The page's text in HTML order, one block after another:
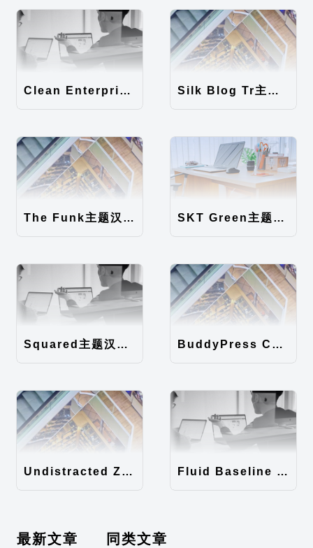
Clean Enterprise主题汉化包 Silk Blog Tr主题汉化包
The Funk主题汉化包 SKT Green主题汉化包
Squared主题汉化包 BuddyPress Colours主题汉化包
Undistracted Zen主题汉化包 Fluid Baseline Grid主题汉化包
最新文章 同类文章